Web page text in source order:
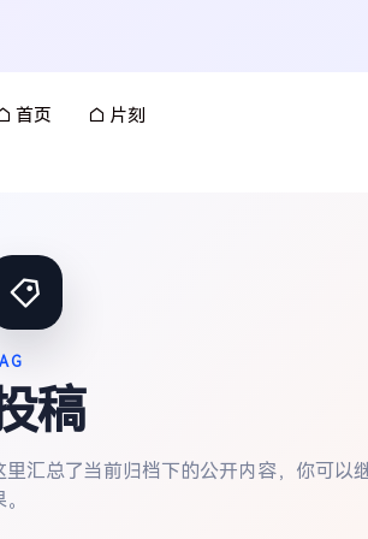
首页 片刻
稿
里汇总了当前归档下的公开内容，你可以